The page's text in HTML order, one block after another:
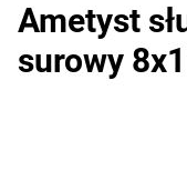
Ametyst
surowy